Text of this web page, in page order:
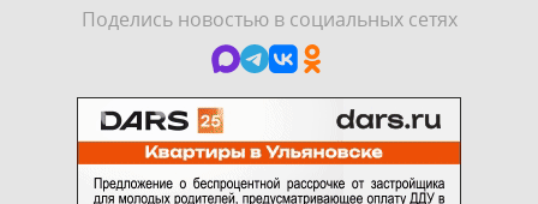
Поделись новостью в социальных сетях